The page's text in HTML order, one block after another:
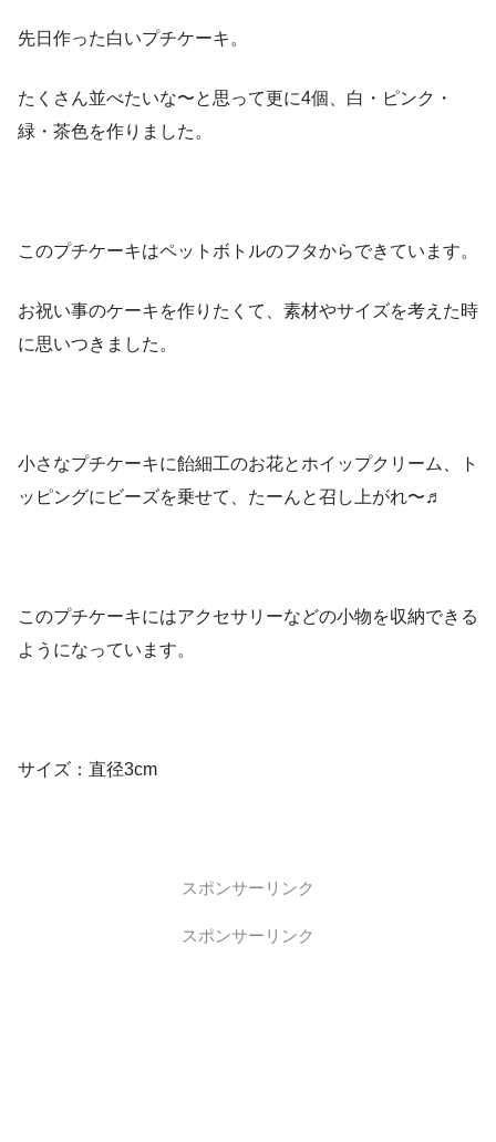
先日作った白いプチケーキ。
たくさん並べたいな〜と思って更に4個、白・ピンク・
緑・茶色を作りました。
このプチケーキはペットボトルのフタからできています。
お祝い事のケーキを作りたくて、素材やサイズを考えた時
に思いつきました。
小さなプチケーキに飴細工のお花とホイップクリーム、ト
ッピングにビーズを乗せて、たーんと召し上がれ〜♬
このプチケーキにはアクセサリーなどの小物を収納できる
ようになっています。
サイズ：直径3cm
スポンサーリンク
スポンサーリンク